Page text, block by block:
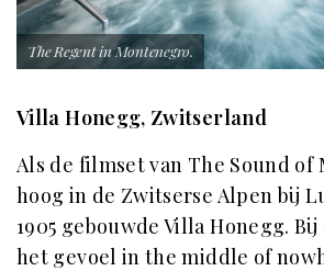
The Regent in Montenegro.
Villa Honegg, Zwitserland
Als de filmset van The Sound of
hoog in de Zwitserse Alpen bij
1905 gebouwde Villa Honegg.
het gevoel in the middle of